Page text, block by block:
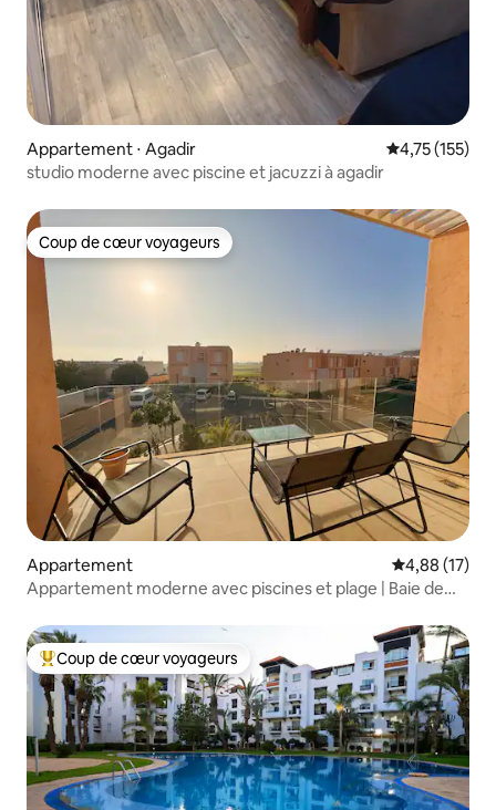
Appartement ⋅ Agadir Évaluation
4,75 (155)
studio moderne avec piscine et jacuzzi à agadir
Coup de cœur voyageurs
Coup de cœur voyageurs
Appartement Évaluation
4,88 (17)
Appartement moderne avec piscines et plage | Baie de
Coups de cœur voyageurs les plus appréciés
Coup de cœur voyageurs